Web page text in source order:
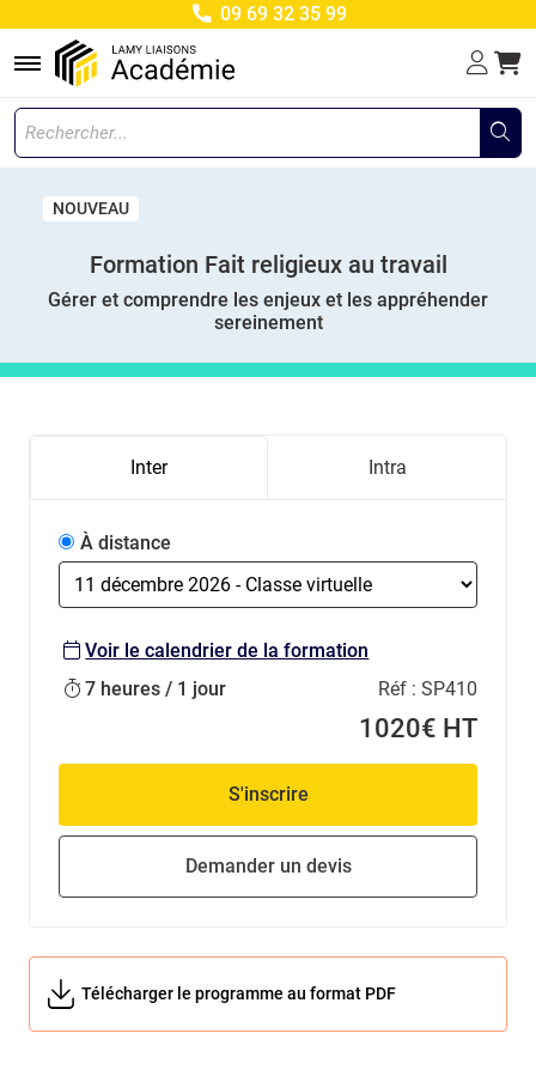
09 69 32 35 99
Menu
NOUVEAU
Formation Fait religieux au travail
Gérer et comprendre les enjeux et les appréhender
sereinement
Inter Intra
À distance
Voir le calendrier de la formation
7 heures / 1 jour
Réf : SP410
1020€ HT
S'inscrire
Demander un devis
Télécharger le programme au format PDF